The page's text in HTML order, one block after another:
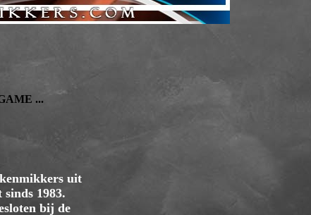
...
uit
sinds 1983.
bij de